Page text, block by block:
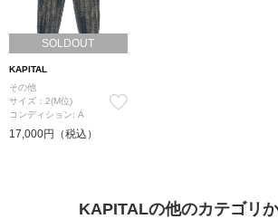
SOLDOUT
KAPITAL
その他
サイズ：2(M位)
コンディション: A
17,000円（税込）
KAPITALの他のカテゴリ